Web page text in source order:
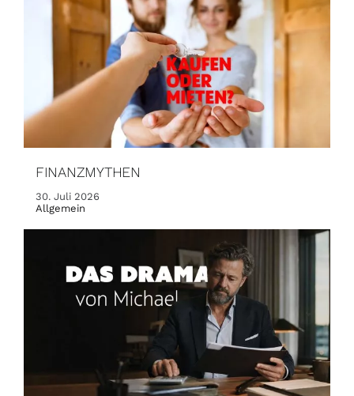
FINANZMYTHEN
30. Juli 2026
Allgemein